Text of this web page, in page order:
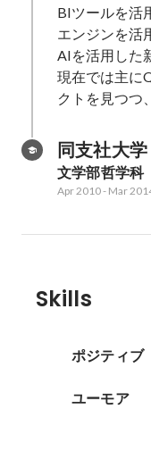
BIツールを活
エンジンを活
AIを活用した
現在では主に
クトを見つつ
同支社大学
文学部哲学科
Apr 2010- Mar
Skills
ポジティブ
ユーモア